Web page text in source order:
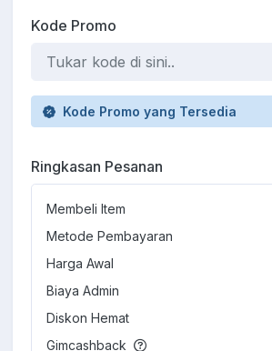
Kode Promo
Kode Promo yang Tersedia
Ringkasan Pesanan
Membeli Item
Metode Pembayaran
Harga Awal
Biaya Admin
Diskon Hemat
Gimcashback